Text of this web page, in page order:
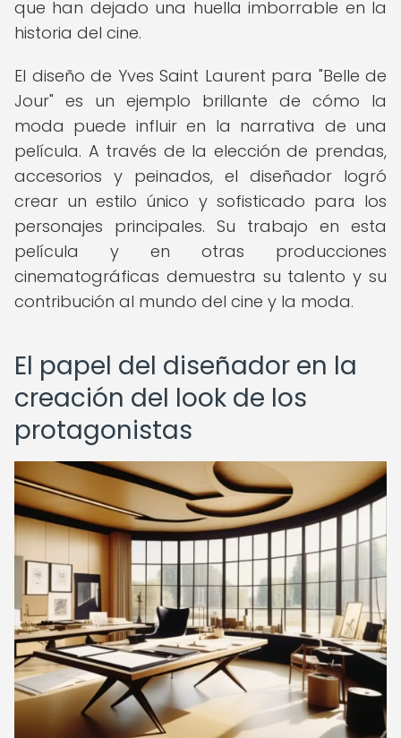
que han dejado una huella imborrable en la
historia del cine.
El diseño de Yves Saint Laurent para "Belle de
Jour" es un ejemplo brillante de cómo la
moda puede influir en la narrativa de una
película. A través de la elección de prendas,
accesorios y peinados, el diseñador logró
crear un estilo único y sofisticado para los
personajes principales. Su trabajo en esta
película y en otras producciones
cinematográficas demuestra su talento y su
contribución al mundo del cine y la moda.
El papel del diseñador en la
creación del look de los
protagonistas